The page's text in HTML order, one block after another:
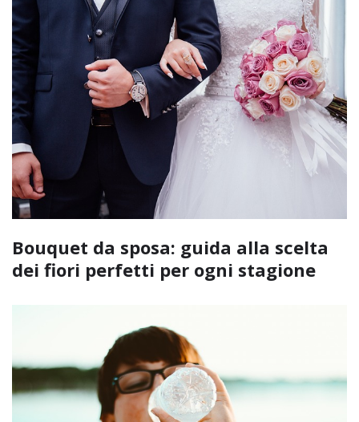
Bouquet da sposa: guida alla scelta
dei fiori perfetti per ogni stagione